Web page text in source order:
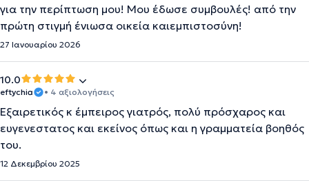
για την περίπτωση μου! Μου έδωσε συμβουλές! από την
πρώτη στιγμή ένιωσα οικεία καιεμπιστοσύνη!
27 Ιανουαρίου 2026
10.0
eftychia • 4 αξιολογήσεις
Εξαιρετικός κ έμπειρος γιατρός, πολύ πρόσχαρος και
ευγενεστατος και εκείνος όπως και η γραμματεία βοηθός
του.
12 Δεκεμβρίου 2025